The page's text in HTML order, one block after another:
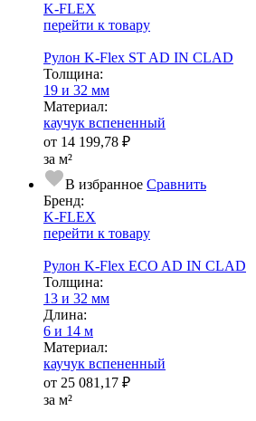
K-FLEX
перейти к товару
Рулон K-Flex ST AD IN CLAD
Тол­щи­на:
19 и 32 мм
Ма­­те­­ри­­ал:
каучук вспененный
от 14 199,78 ₽
за м²
В избранное Сравнить
Бренд:
K-FLEX
перейти к товару
Рулон K-Flex ECO AD IN CLAD
Тол­щи­на:
13 и 32 мм
Длина:
6 и 14 м
Ма­­те­­ри­­ал:
каучук вспененный
от 25 081,17 ₽
за м²